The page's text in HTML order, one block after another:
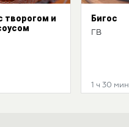
творогом и
Бигос
ГВ
1 ч 30 мин